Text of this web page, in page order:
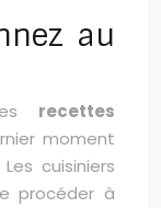
au
recettes
moment
cuisiniers
procéder à